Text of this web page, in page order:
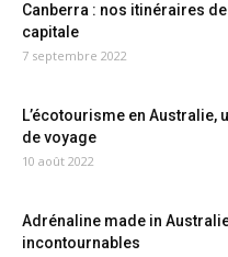
Canberra : nos itinéraires
capitale
7 septembre 2022
L’écotourisme en Australie,
de voyage
10 août 2022
Adrénaline made in
incontournables